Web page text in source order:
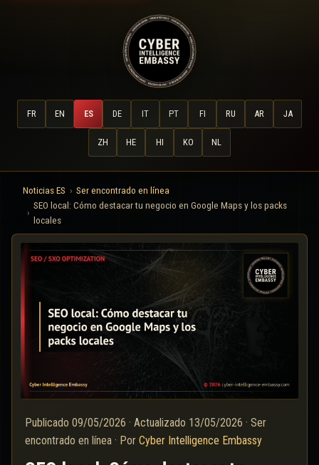
FR EN ES DE IT PT FI RU AR JA
ZH HE HI KO NL
Noticias ES
Ser encontrado en línea
SEO local: Cómo destacar tu negocio en Google Maps y los packs
locales
Publicado 09/05/2026 · Actualizado 13/05/2026 · Ser
encontrado en línea · Por Cyber Intelligence Embassy